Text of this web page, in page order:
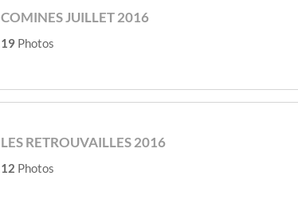
COMINES JUILLET 2016
19 Photos
LES RETROUVAILLES 2016
12 Photos